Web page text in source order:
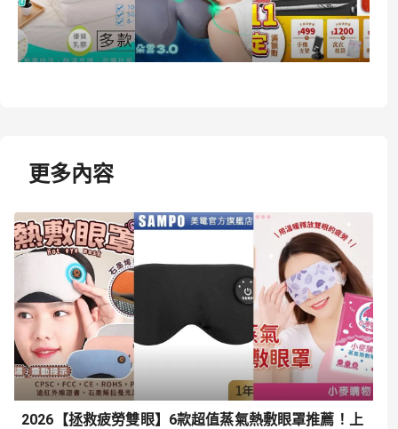
更多內容
2026【拯救疲勞雙眼】6款超值蒸氣熱敷眼罩推薦！上